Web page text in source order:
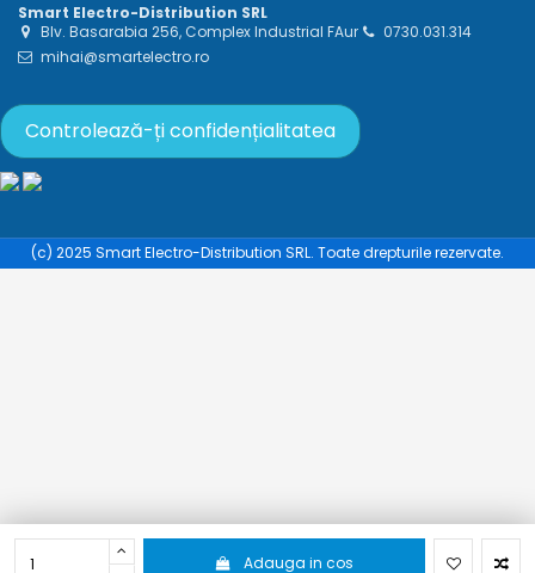
Adauga in cos
Smart Electro-Distribution SRL
Blv. Basarabia 256, Complex Industrial FAur
0730.031.314
mihai@smartelectro.ro
Controlează-ți confidențialitatea
(c) 2025 Smart Electro-Distribution SRL. Toate drepturile rezervate.